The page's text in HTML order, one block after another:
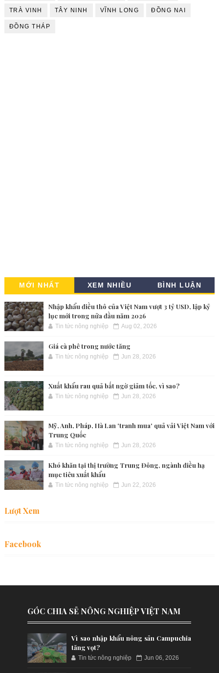
TRÀ VINH TÂY NINH VĨNH LONG ĐỒNG NAI
ĐỒNG THÁP
MỚI NHẤT XEM NHIỀU BÌNH LUẬN
Nhập khẩu điều thô của Việt Nam vượt 3 tỷ USD, lập kỷ
lục mới trong nửa đầu năm 2026
Tin tức nông nghiệp Aug 02, 2026
Giá cà phê trong nước tăng
Tin tức nông nghiệp Jun 28, 2026
Xuất khẩu rau quả bất ngờ giảm tốc, vì sao?
Tin tức nông nghiệp Jun 28, 2026
Mỹ, Anh, Pháp, Hà Lan 'tranh mua' quả vải Việt Nam với
Trung Quốc
Tin tức nông nghiệp Jun 28, 2026
Khó khăn tại thị trường Trung Đông, ngành điều hạ
mục tiêu xuất khẩu
Tin tức nông nghiệp Jun 22, 2026
Lượt Xem
Facebook
GÓC CHIA SẺ NÔNG NGHIỆP VIỆT NAM
Vì sao nhập khẩu nông sản Campuchia
tăng vọt?
Tin tức nông nghiệp Jun 06, 2026